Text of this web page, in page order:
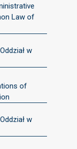
Law of
w
of
w